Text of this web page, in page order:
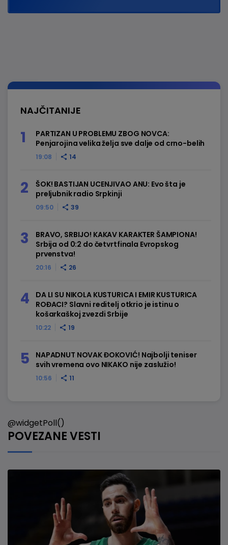
NAJČITANIJE
19:08 14
PARTIZAN U PROBLEMU ZBOG NOVCA:
Penjarojina velika želja sve dalje od crno-belih
09:50 39
ŠOK! BASTIJAN UCENJIVAO ANU: Evo šta je
preljubnik radio Srpkinji
20:16 26
BRAVO, SRBIJO! KAKAV KARAKTER ŠAMPIONA!
Srbija od 0:2 do četvrtfinala Evropskog
prvenstva!
10:22 19
DA LI SU NIKOLA KUSTURICA I EMIR KUSTURICA
ROĐACI? Slavni reditelj otkrio je istinu o
košarkaškoj zvezdi Srbije
10:56 11
NAPADNUT NOVAK ĐOKOVIĆ! Najbolji teniser
svih vremena ovo NIKAKO nije zaslužio!
@widgetPoll()
POVEZANE VESTI